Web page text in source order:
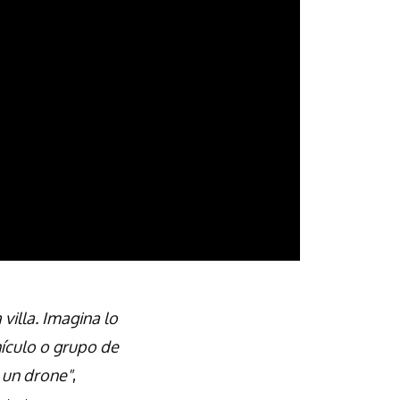
villa. Imagina lo
o grupo de
drone",